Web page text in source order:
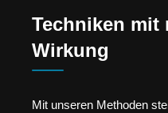
Techniken mit
Wirkung
Mit unseren Methoden